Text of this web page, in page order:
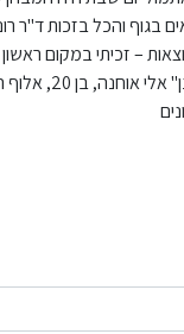
בגוף והכל בזכות ד"ר
– זכיתי במקום
טרקטורונים.